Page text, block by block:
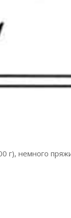
г), немного